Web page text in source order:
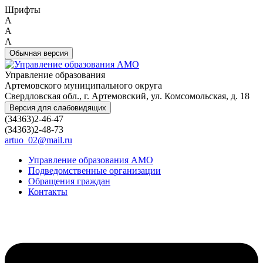
Шрифты
A
A
A
Обычная версия
Управление образования
Артемовского муниципального округа
Свердловская обл., г. Артемовский, ул. Комсомольская, д. 18
Версия для слабовидящих
(34363)2-46-47
(34363)2-48-73
artuo_02@mail.ru
Управление образования АМО
Подведомственные организации
Обращения граждан
Контакты